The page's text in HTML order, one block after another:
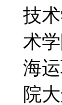
技
术
海
院